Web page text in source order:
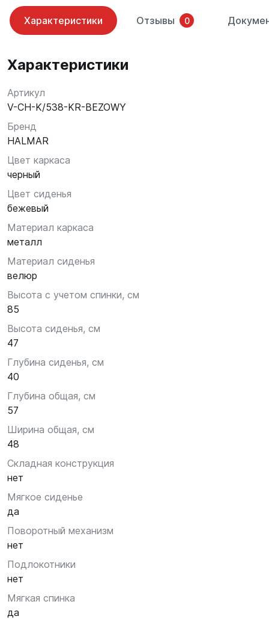
Характеристики Отзывы 0
Характеристики
Артикул
V-CH-K/538-KR-BEZOWY
Бренд
HALMAR
Цвет каркаса
черный
Цвет сиденья
бежевый
Материал каркаса
металл
Материал сиденья
велюр
Высота с учетом спинки, см
85
Высота сиденья, см
47
Глубина сиденья, см
40
Глубина общая, см
57
Ширина общая, см
48
Складная конструкция
нет
Мягкое сиденье
да
Поворотный механизм
нет
Подлокотники
нет
Мягкая спинка
да